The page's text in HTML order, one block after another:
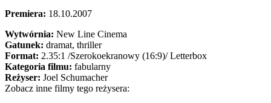
Premiera: 18.10.2007
Wytwórnia: New Line Cinema
Gatunek: dramat, thriller
Format: 2.35:1 /Szerokoekranowy (16:9)/Letterbox
Kategoria filmu: fabularny
Reżyser: Joel Schumacher
Zobacz inne filmy tego reżysera: